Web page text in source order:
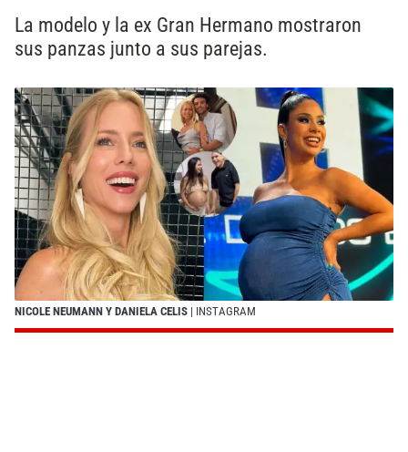
La modelo y la ex Gran Hermano mostraron
sus panzas junto a sus parejas.
NICOLE NEUMANN Y DANIELA CELIS | INSTAGRAM